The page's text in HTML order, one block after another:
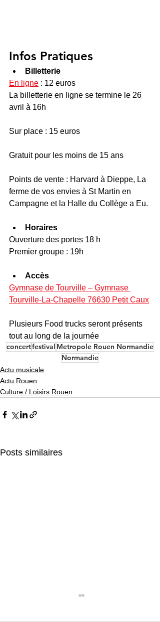
Infos Pratiques
Billetterie
En ligne : 12 euros
La billetterie en ligne se termine le 26
avril à 16h
Sur place : 15 euros
Gratuit pour les moins de 15 ans
Points de vente : Harvard à Dieppe, La
ferme de vos envies à St Martin en
Campagne et la Halle du Collège a Eu.
Horaires
Ouverture des portes 18 h
Premier groupe : 19h
Accès
Gymnase de Tourville – Gymnase
Tourville-La-Chapelle 76630 Petit Caux
Plusieurs Food trucks seront présents
tout au long de la journée
concertfestival Metropole Rouen Normandie
Normandie
Actu musicale
Actu Rouen
Culture / Loisirs Rouen
Posts similaires